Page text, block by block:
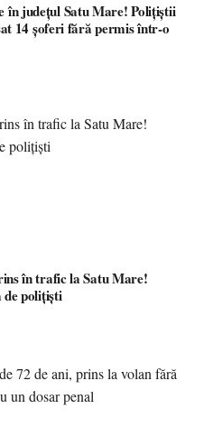
în județul Satu Mare! Polițiștii
14 șoferi fără permis într-o
în trafic la Satu Mare!
de polițiști